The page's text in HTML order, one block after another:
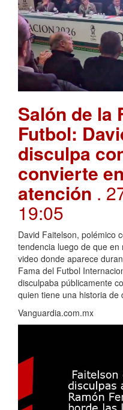
Salón de la
Futbol:
disculpa
convierte
atención .
19:05
David Faitelson, polémico
tendencia luego de que
video donde aparece
Fama del Futbol
disculpaba públicamente
quien tiene una historia de
Vanguardia.com.mx